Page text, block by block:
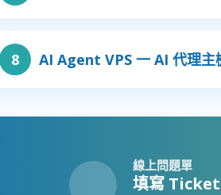
AI Agent VPS 一 AI 代理主
線上問題單
填寫 Ticket